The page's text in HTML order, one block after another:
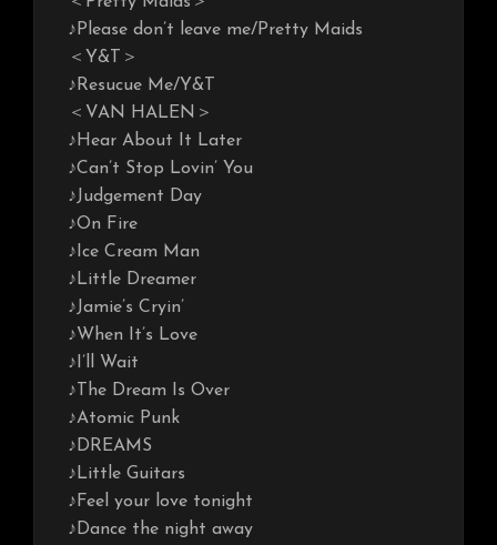
♪Please don’t leave me/Pretty Maids
＜Y&T＞
♪Resucue Me/Y&T
＜VAN HALEN＞
♪Hear About It Later
♪Can’t Stop Lovin’ You
♪Judgement Day
♪On Fire
♪Ice Cream Man
♪Little Dreamer
♪Jamie’s Cryin’
♪When It’s Love
♪I’ll Wait
♪The Dream Is Over
♪Atomic Punk
♪DREAMS
♪Little Guitars
♪Feel your love tonight
♪Dance the night away